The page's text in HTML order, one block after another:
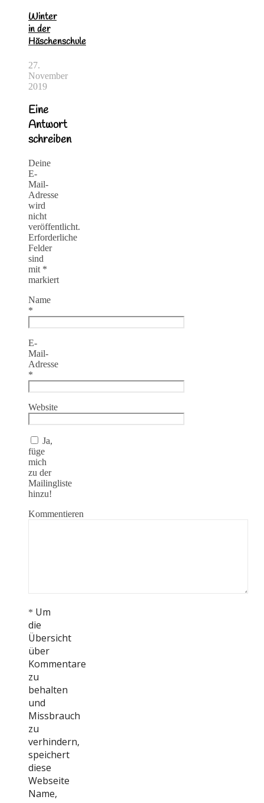
Winter
in der
Häschenschule
27.
November
2019
Eine
Antwort
schreiben
Deine
E-
Mail-
Adresse
wird
nicht
veröffentlicht.
Erforderliche
Felder
sind
mit *
markiert
Name
*
E-
Mail-
Adresse
*
Website
Ja,
füge
mich
zu der
Mailingliste
hinzu!
Kommentieren
* Um
die
Übersicht
über
Kommentare
zu
behalten
und
Missbrauch
zu
verhindern,
speichert
diese
Webseite
Name,